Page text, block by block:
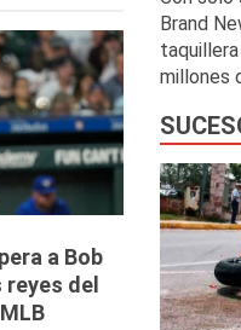
a Bob
reyes del
Brand
millones